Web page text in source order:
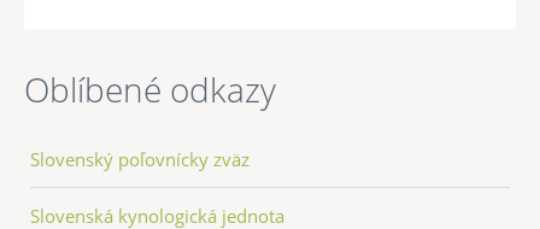
Oblíbené odkazy
Slovenský poľovnícky zväz
Slovenská kynologická jednota